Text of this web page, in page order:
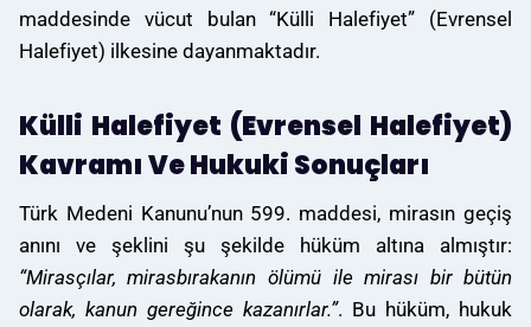
maddesinde vücut bulan “Külli Halefiyet” (Evrensel
Halefiyet) ilkesine dayanmaktadır.
Külli Halefiyet (Evrensel Halefiyet)
Kavramı Ve Hukuki Sonuçları
Türk Medeni Kanunu’nun 599. maddesi, mirasın geçiş
anını ve şeklini şu şekilde hüküm altına almıştır:
“Mirasçılar, mirasbırakanın ölümü ile mirası bir bütün
olarak, kanun gereğince kazanırlar.”. Bu hüküm, hukuk